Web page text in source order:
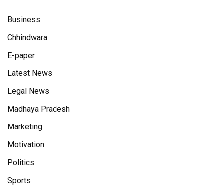
Business
Chhindwara
E-paper
Latest News
Legal News
Madhaya Pradesh
Marketing
Motivation
Politics
Sports